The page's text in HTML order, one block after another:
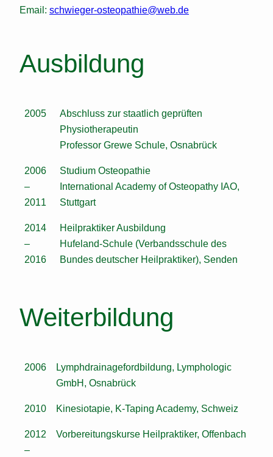
Email: schwieger-osteopathie@web.de
Ausbildung
2005
Abschluss zur staatlich geprüften
Physiotherapeutin
Professor Grewe Schule, Osnabrück
2006
–
2011
Studium Osteopathie
International Academy of Osteopathy IAO,
Stuttgart
2014
–
2016
Heilpraktiker Ausbildung
Hufeland-Schule (Verbandsschule des
Bundes deutscher Heilpraktiker), Senden
Weiterbildung
2006
Lymphdrainagefordbildung, Lymphologic
GmbH, Osnabrück
2010 Kinesiotapie, K-Taping Academy, Schweiz
2012
–
Vorbereitungskurse Heilpraktiker, Offenbach